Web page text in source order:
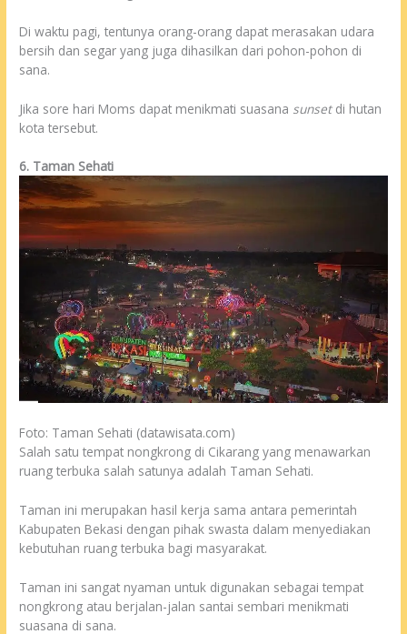
Di waktu pagi, tentunya orang-orang dapat merasakan udara
bersih dan segar yang juga dihasilkan dari pohon-pohon di
sana.
Jika sore hari Moms dapat menikmati suasana sunsetdi hutan
kota tersebut.
6. Taman Sehati
Foto: Taman Sehati (datawisata.com)
Salah satu tempat nongkrong di Cikarang yang menawarkan
ruang terbuka salah satunya adalah Taman Sehati.
Taman ini merupakan hasil kerja sama antara pemerintah
Kabupaten Bekasi dengan pihak swasta dalam menyediakan
kebutuhan ruang terbuka bagi masyarakat.
Taman ini sangat nyaman untuk digunakan sebagai tempat
nongkrong atau berjalan-jalan santai sembari menikmati
suasana di sana.